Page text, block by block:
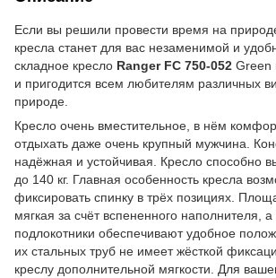
Если вы решили провести время на
кресла станет для вас незаменимой и
складное кресло Ranger FC 750-052 Green
и пригодится всем любителям различных
природе.
Кресло очень вместительное, в нём
отдыхать даже очень крупный мужчина.
надёжная и устойчивая. Кресло способно
до 140 кг. Главная особенность кресла
фиксировать спинку в трёх позициях.
мягкая за счёт вспененного наполнителя,
подлокотники обеспечивают удобное
их стальных труб не имеет жёсткой
креслу дополнительной мягкости. Для